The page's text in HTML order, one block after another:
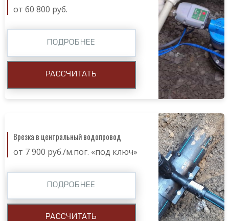
от 60 800 руб.
ПОДРОБНЕЕ
РАССЧИТАТЬ
Врезка в центральный водопровод
от 7 900 руб./м.пог. «под ключ»
ПОДРОБНЕЕ
РАССЧИТАТЬ